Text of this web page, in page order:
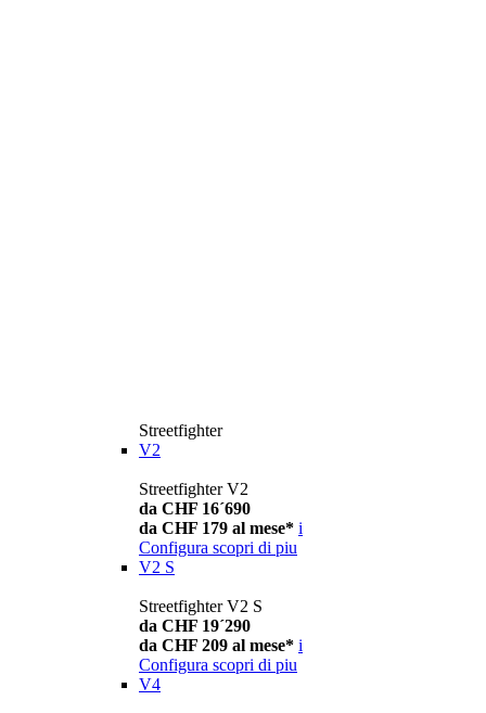
Streetfighter
V2
Streetfighter V2
da CHF 16´690
da CHF 179 al mese* i
Configura scopri di piu
V2 S
Streetfighter V2 S
da CHF 19´290
da CHF 209 al mese* i
Configura scopri di piu
V4